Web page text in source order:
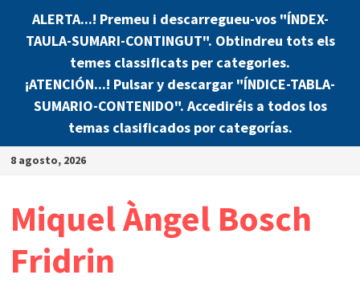
ALERTA...! Premeu i descarregueu-vos "ÍNDEX-
TAULA-SUMARI-CONTINGUT". Obtindreu tots els
temes classificats per categories.
¡ATENCIÓN...! Pulsar y descargar "ÍNDICE-TABLA-
SUMARIO-CONTENIDO". Accediréis a todos los
temas clasificados por categorías.
Saltar
8 agosto, 2026
Miquel Àngel Bosch
Fridrin